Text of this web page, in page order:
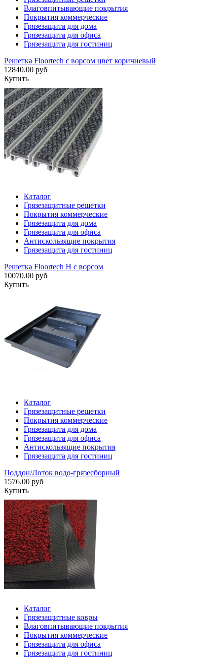
Влаговпитывающие покрытия
Покрытия коммерческие
Грязезащита для дома
Грязезащита для офиса
Грязезащита для гостиниц
Решетка Floortech с ворсом цвет коричневый
12840.00 руб
Купить
Каталог
Грязезащитные решетки
Покрытия коммерческие
Грязезащита для дома
Грязезащита для офиса
Антискользящие покрытия
Грязезащита для гостиниц
Решетка Floortech H с ворсом
10070.00 руб
Купить
Каталог
Грязезащитные решетки
Покрытия коммерческие
Грязезащита для дома
Грязезащита для офиса
Антискользящие покрытия
Грязезащита для гостиниц
Поддон/Лоток водо-грязесборный
1576.00 руб
Купить
Каталог
Грязезащитные ковры
Влаговпитывающие покрытия
Покрытия коммерческие
Грязезащита для офиса
Грязезащита для гостиниц